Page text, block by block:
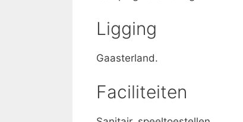
Ligging
Gaasterland.
Faciliteiten